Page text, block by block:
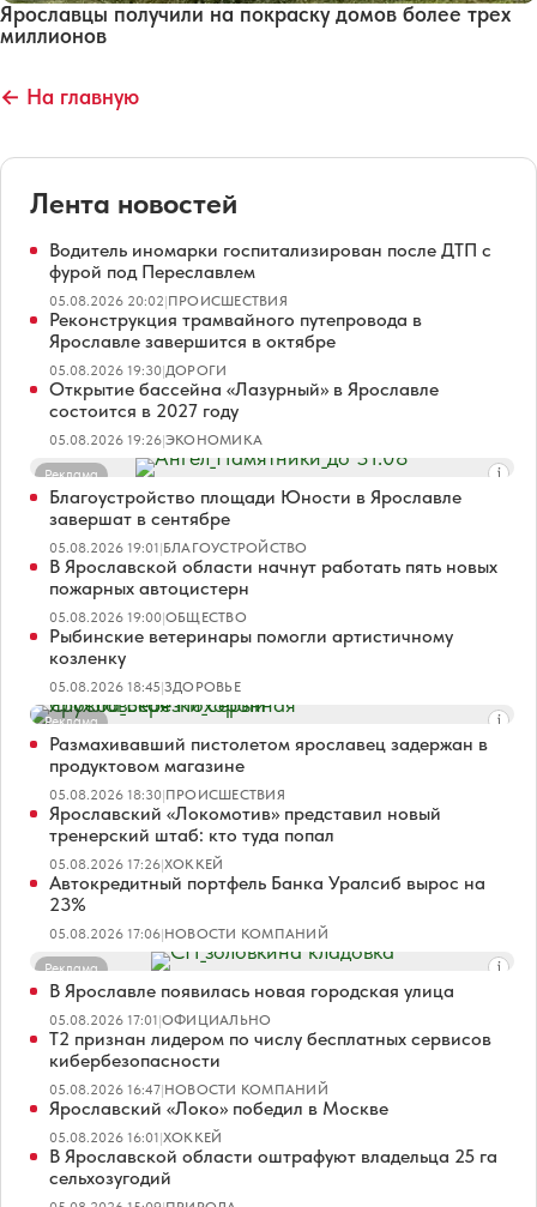
Ярославцы получили на покраску домов более трех
миллионов
← На главную
Лента новостей
Водитель иномарки госпитализирован после ДТП с
фурой под Переславлем
05.08.2026 20:02|ПРОИСШЕСТВИЯ
Реконструкция трамвайного путепровода в
Ярославле завершится в октябре
05.08.2026 19:30|ДОРОГИ
Открытие бассейна «Лазурный» в Ярославле
состоится в 2027 году
05.08.2026 19:26|ЭКОНОМИКА
Реклама
Благоустройство площади Юности в Ярославле
завершат в сентябре
05.08.2026 19:01|БЛАГОУСТРОЙСТВО
В Ярославской области начнут работать пять новых
пожарных автоцистерн
05.08.2026 19:00|ОБЩЕСТВО
Рыбинские ветеринары помогли артистичному
козленку
05.08.2026 18:45|ЗДОРОВЬЕ
Реклама
Размахивавший пистолетом ярославец задержан в
продуктовом магазине
05.08.2026 18:30|ПРОИСШЕСТВИЯ
Ярославский «Локомотив» представил новый
тренерский штаб: кто туда попал
05.08.2026 17:26|ХОККЕЙ
Автокредитный портфель Банка Уралсиб вырос на
23%
05.08.2026 17:06|НОВОСТИ КОМПАНИЙ
Реклама
В Ярославле появилась новая городская улица
05.08.2026 17:01|ОФИЦИАЛЬНО
Т2 признан лидером по числу бесплатных сервисов
кибербезопасности
05.08.2026 16:47|НОВОСТИ КОМПАНИЙ
Ярославский «Локо» победил в Москве
05.08.2026 16:01|ХОККЕЙ
В Ярославской области оштрафуют владельца 25 га
сельхозугодий